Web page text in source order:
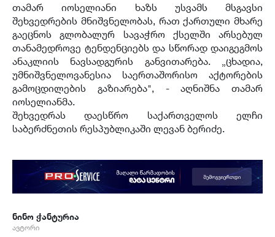
თამარ იოსელიანი ხაზს უსვამს მსგავსი
შეხვედრების მნიშვნელობას, რათ ქართული მხარე
გაეცნოს გლობალურ სავაჭრო ქსელში არსებულ
თანამედროვე ტენდენციებს და სწორად დაიგეგმოს
ანაკლიის ნავსადგურის განვითარება. „ცხადია,
უმნიშვნელოვანესია საერთაშორისო აქტორების
გამოცდილების გაზიარება", - აღნიშნა თამარ
იოსელიანმა.
შეხვედრას დაესწრო საქართველოს ელჩი
საბერძნეთის რესპუბლიკაში ლევან ბერიძე.
ნინო ჭანტურია
ავტორი